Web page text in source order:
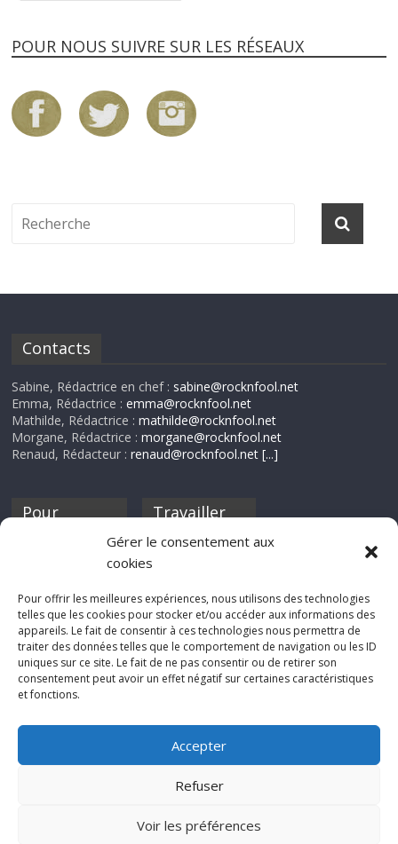
Gérer le consentement aux
cookies
Pour offrir les meilleures expériences, nous utilisons des technologies
telles que les cookies pour stocker et/ou accéder aux informations des
appareils. Le fait de consentir à ces technologies nous permettra de
traiter des données telles que le comportement de navigation ou les ID
uniques sur ce site. Le fait de ne pas consentir ou de retirer son
consentement peut avoir un effet négatif sur certaines caractéristiques
et fonctions.
Accepter
Refuser
Voir les préférences
POUR NOUS SUIVRE SUR LES RÉSEAUX
Contacts
Sabine, Rédactrice en chef : sabine@rocknfool.net
Emma, Rédactrice :emma@rocknfool.net
Mathilde, Rédactrice :mathilde@rocknfool.net
Morgane, Rédactrice :morgane@rocknfool.net
Renaud, Rédacteur :renaud@rocknfool.net [...]
Pour
discothèque
Travailler
Si tu souhaites
Rocknfool, n'hésite
pas à nous envoyer
tes chroniques de
concerts, de films,
séries ou des billets
d'humeur :